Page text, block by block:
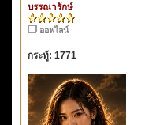
บรรณารักษ์
ออฟไลน์
กระทู้: 1771